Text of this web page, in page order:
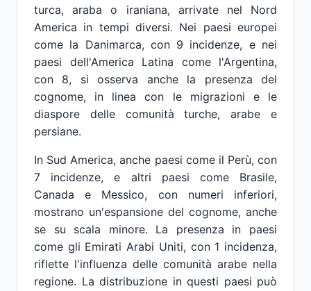
turca, araba o iraniana, arrivate nel Nord
America in tempi diversi. Nei paesi europei
come la Danimarca, con 9 incidenze, e nei
paesi dell'America Latina come l'Argentina,
con 8, si osserva anche la presenza del
cognome, in linea con le migrazioni e le
diaspore delle comunità turche, arabe e
persiane.
In Sud America, anche paesi come il Perù, con
7 incidenze, e altri paesi come Brasile,
Canada e Messico, con numeri inferiori,
mostrano un'espansione del cognome, anche
se su scala minore. La presenza in paesi
come gli Emirati Arabi Uniti, con 1 incidenza,
riflette l'influenza delle comunità arabe nella
regione. La distribuzione in questi paesi può